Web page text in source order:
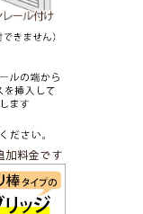
加料金です